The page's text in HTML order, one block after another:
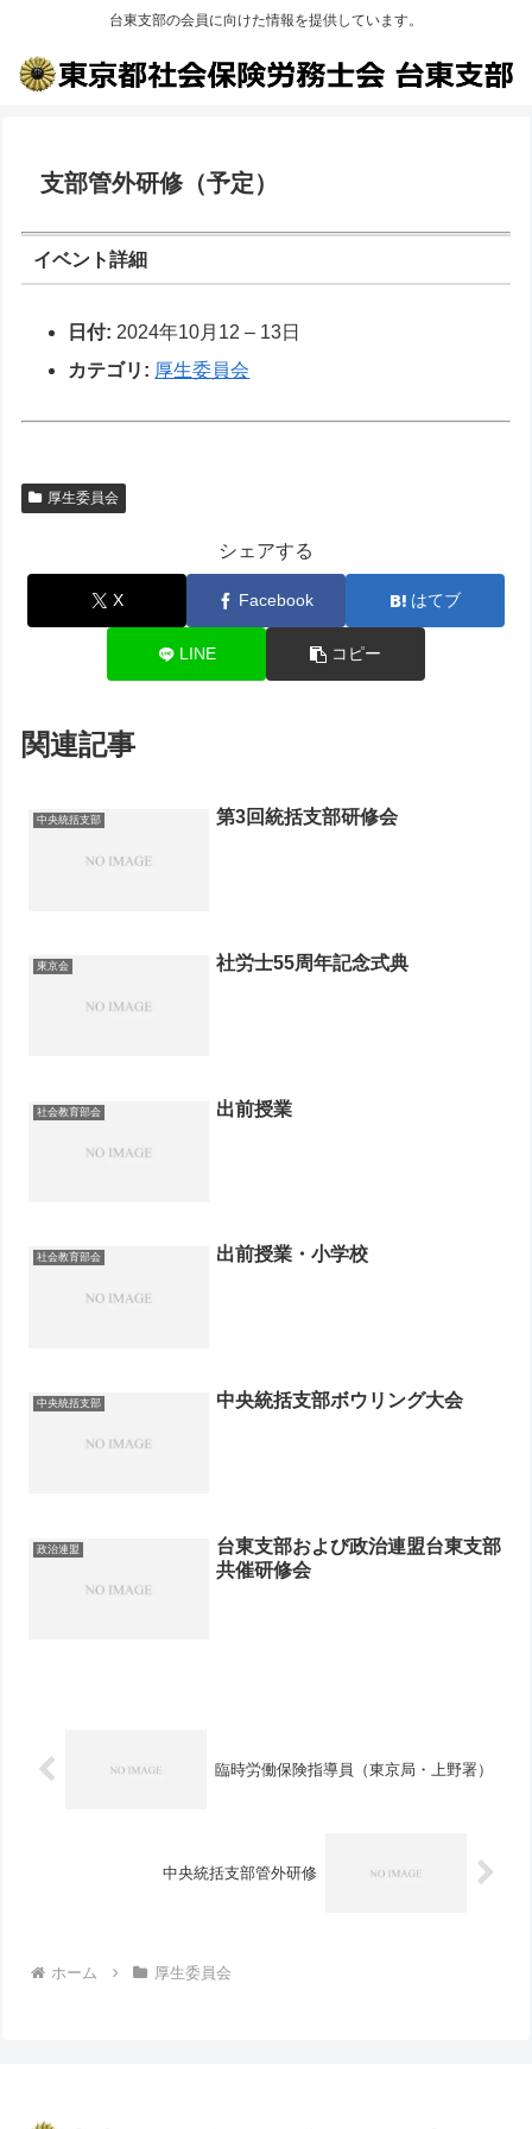
台東支部の会員に向けた情報を提供しています。
支部管外研修（予定）
イベント詳細
日付: 2024年10月12 – 13日
カテゴリ: 厚生委員会
厚生委員会
シェアする
X Facebook はてブ
LINE コピー
関連記事
中央統括支部 第3回統括支部研修会
東京会 社労士55周年記念式典
社会教育部会 出前授業
社会教育部会 出前授業・小学校
中央統括支部 中央統括支部ボウリング大会
政治連盟
台東支部および政治連盟台東支部
共催研修会
臨時労働保険指導員（東京局・上野署）
中央統括支部管外研修
ホーム 厚生委員会